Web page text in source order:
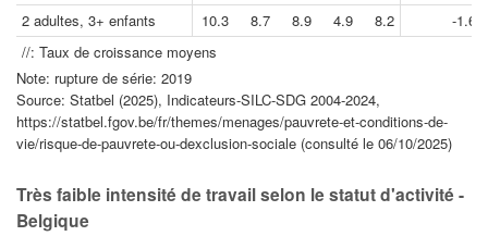
2 adultes, 3+ enfants
10.3 8.7 8.9 4.9 8.2
-1.6
//: Taux de croissance moyens
Note: rupture de série: 2019
Source: Statbel (2025), Indicateurs-SILC-SDG 2004-2024,
https://statbel.fgov.be/fr/themes/menages/pauvrete-et-conditions-de-
vie/risque-de-pauvrete-ou-dexclusion-sociale (consulté le 06/10/2025)
Très faible intensité de travail selon le statut d'activité -
Belgique